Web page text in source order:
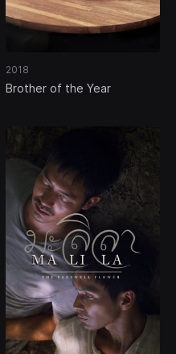
2018
Brother of the Year